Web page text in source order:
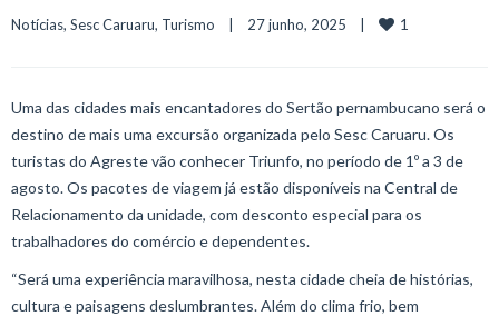
Notícias, Sesc Caruaru, Turismo
    |    27 junho, 2025    |
1
Uma das cidades mais encantadores do Sertão pernambucano será o
destino de mais uma excursão organizada pelo Sesc Caruaru. Os
turistas do Agreste vão conhecer Triunfo, no período de 1º a 3 de
agosto. Os pacotes de viagem já estão disponíveis na Central de
Relacionamento da unidade, com desconto especial para os
trabalhadores do comércio e dependentes.
“Será uma experiência maravilhosa, nesta cidade cheia de histórias,
cultura e paisagens deslumbrantes. Além do clima frio, bem